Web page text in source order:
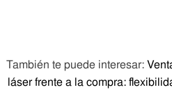
También te puede interesar:
láser frente a la compra: